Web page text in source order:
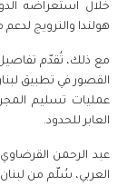
خلال استعراضه
هولندا والنرويج لدعم
مع ذلك، تُقدّم
القصور في تطبيق
عمليات تسليم
العابر للحدود.
عبد الرحمن